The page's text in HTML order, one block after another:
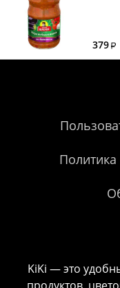
379
KiKi — это